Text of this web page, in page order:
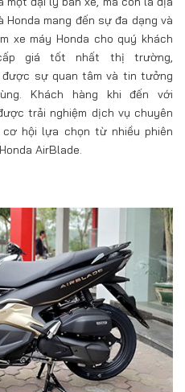
mang đến sự đa dạng và
xe máy Honda cho quý khách
giá tốt nhất thị trường,
được sự quan tâm và tin tưởng
Khách hàng khi đến với
trải nghiệm dịch vụ chuyên
hội lựa chọn từ nhiều phiên
AirBlade.